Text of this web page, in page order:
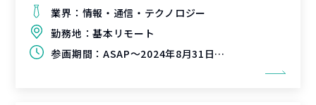
業界： 情報・通信・テクノロジー
勤務地：基本リモート
参画期間： ASAP～2024年8月31日（延長可能性有）